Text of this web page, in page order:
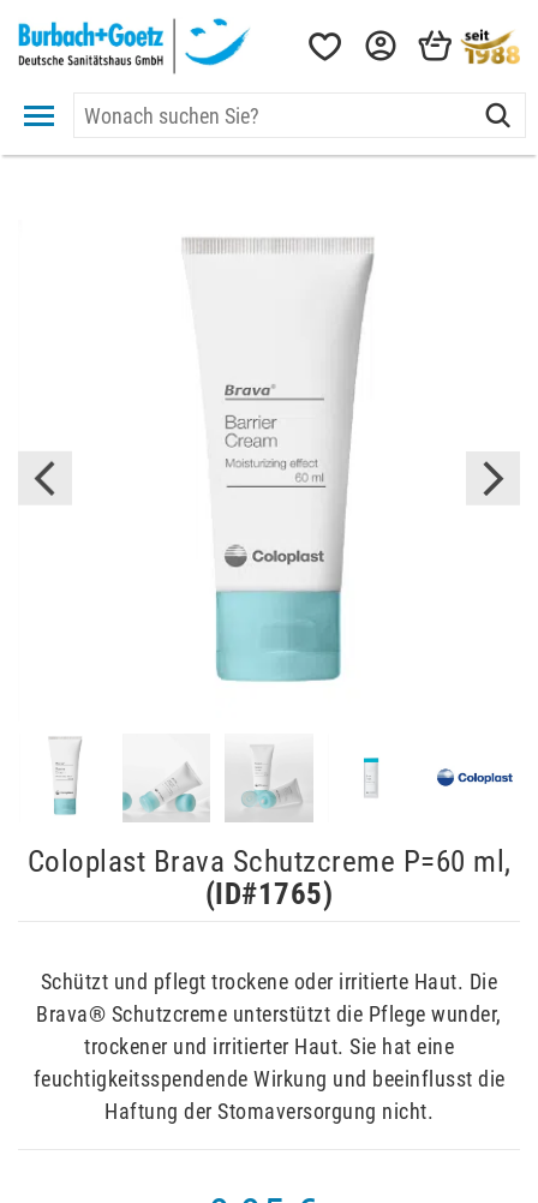
Coloplast Brava Schutzcreme P=60 ml,
(ID#1765)
Schützt und pflegt trockene oder irritierte Haut. Die
Brava® Schutzcreme unterstützt die Pflege wunder,
trockener und irritierter Haut. Sie hat eine
feuchtigkeitsspendende Wirkung und beeinflusst die
Haftung der Stomaversorgung nicht.